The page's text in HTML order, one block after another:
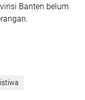
Banten belum